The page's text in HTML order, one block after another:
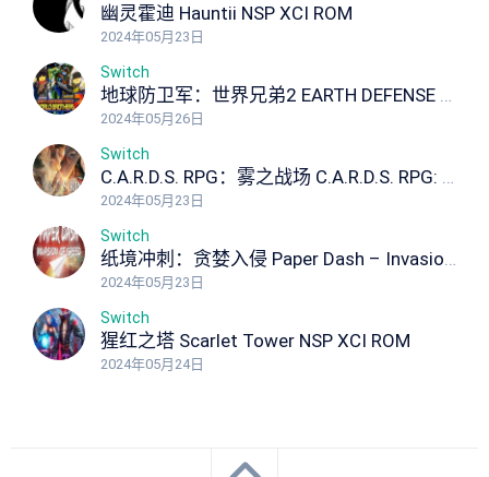
幽灵霍迪 Hauntii NSP XCI ROM
2024年05月23日
Switch
地球防卫军：世界兄弟2 EARTH DEFENSE FORCE: WORLD BROTHERS 2
2024年05月26日
Switch
C.A.R.D.S. RPG：雾之战场 C.A.R.D.S. RPG: The Misty Battlefield NSP XCI ROM
2024年05月23日
Switch
纸境冲刺：贪婪入侵 Paper Dash – Invasion of Greed NSP XCI ROM
2024年05月23日
Switch
猩红之塔 Scarlet Tower NSP XCI ROM
2024年05月24日